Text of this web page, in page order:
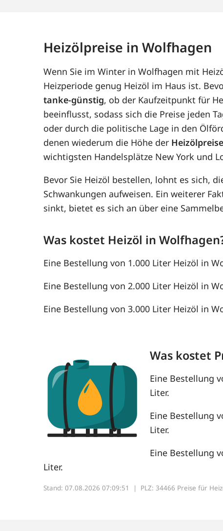
Heizölpreise in Wolfhagen
Wenn Sie im Winter in Wolfhagen mit
Heizperiode genug Heizöl im Haus ist.
tanke-günstig, ob der Kaufzeitpunkt für
beeinflusst, sodass sich die Preise jeden
oder durch die politische Lage in den
denen wiederum die Höhe der Heizölpreise
wichtigsten Handelsplätze New York und
Bevor Sie Heizöl bestellen, lohnt es sich,
Schwankungen aufweisen. Ein weiterer
sinkt, bietet es sich an über eine
Was kostet Heizöl in
Eine Bestellung von 1.000 Liter Heizöl in
Eine Bestellung von 2.000 Liter Heizöl in
Eine Bestellung von 3.000 Liter Heizöl in
Was kostet
Eine Bestellung
Liter.
Eine Bestellung
Liter.
Eine Bestellung
Liter.
Stand: 07.08.2026 07:09:51 | PLZ: 34466 Preise für